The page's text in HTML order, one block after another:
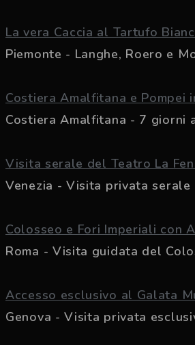
La vera Caccia al Tartufo
Piemonte - Langhe, Roero e
Costiera Amalfitana e Pompei
Costiera Amalfitana - 7 giorni
Visita serale del Teatro La
Venezia - Visita privata serale
Colosseo e Fori Imperiali con
Roma - Visita guidata del
Accesso esclusivo al Galata
Genova - Visita privata